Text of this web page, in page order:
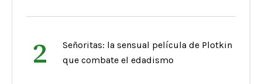
2
Señoritas: la sensual película de Plotkin
que combate el edadismo